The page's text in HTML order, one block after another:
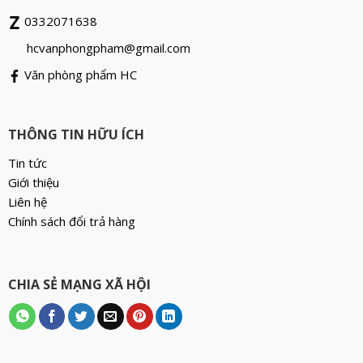
0332071638
hcvanphongpham@gmail.com
Văn phòng phẩm HC
THÔNG TIN HỮU ÍCH
Tin tức
Giới thiệu
Liên hệ
Chính sách đổi trả hàng
CHIA SẺ MẠNG XÃ HỘI